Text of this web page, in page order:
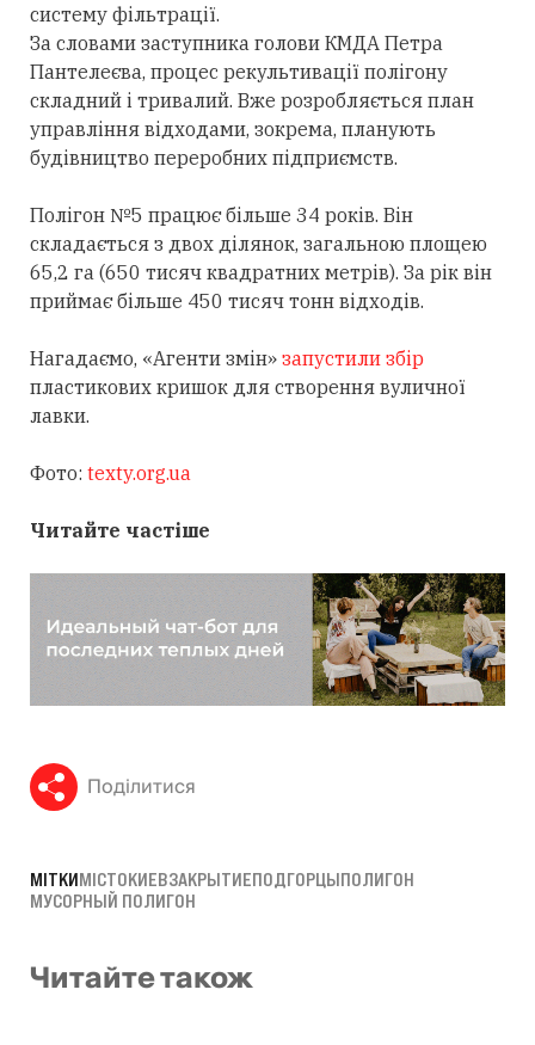
систему фільтрації.
За словами заступника голови КМДА Петра
Пантелеєва, процес рекультивації полігону
складний і тривалий. Вже розробляється план
управління відходами, зокрема, планують
будівництво переробних підприємств.
Полігон №5 працює більше 34 років. Він
складається з двох ділянок, загальною площею
65,2 га (650 тисяч квадратних метрів). За рік він
приймає більше 450 тисяч тонн відходів.
Нагадаємо, «Агенти змін» запустили збір
пластикових кришок для створення вуличної
лавки.
Фото: texty.org.ua
Читайте частіше
Поділитися
МІТКИМІСТОКИЕВЗАКРЫТИЕПОДГОРЦЫПОЛИГОН
МУСОРНЫЙ ПОЛИГОН
Читайте також